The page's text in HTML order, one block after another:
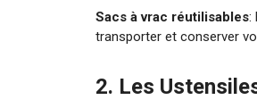
Sacs à vrac réutilisables:
transporter et conserver
2. Les